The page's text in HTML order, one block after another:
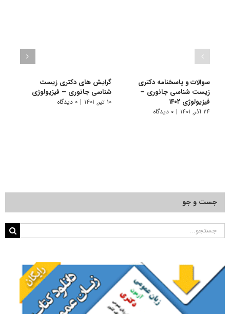
سوالات و پاسخنامه دکتری
زیست شناسی جانوری –
فیزیولوژی ۱۴۰۲
۲۴ آذر, ۱۴۰۱ | ۰ دیدگاه
گرایش های دکتری زیست
شناسی ﺟﺎﻧﻮری – ﻓﻴﺰﻳﻮﻟﻮژی
۱۰ تیر, ۱۴۰۱ | ۰ دیدگاه
جست و جو
جستجو